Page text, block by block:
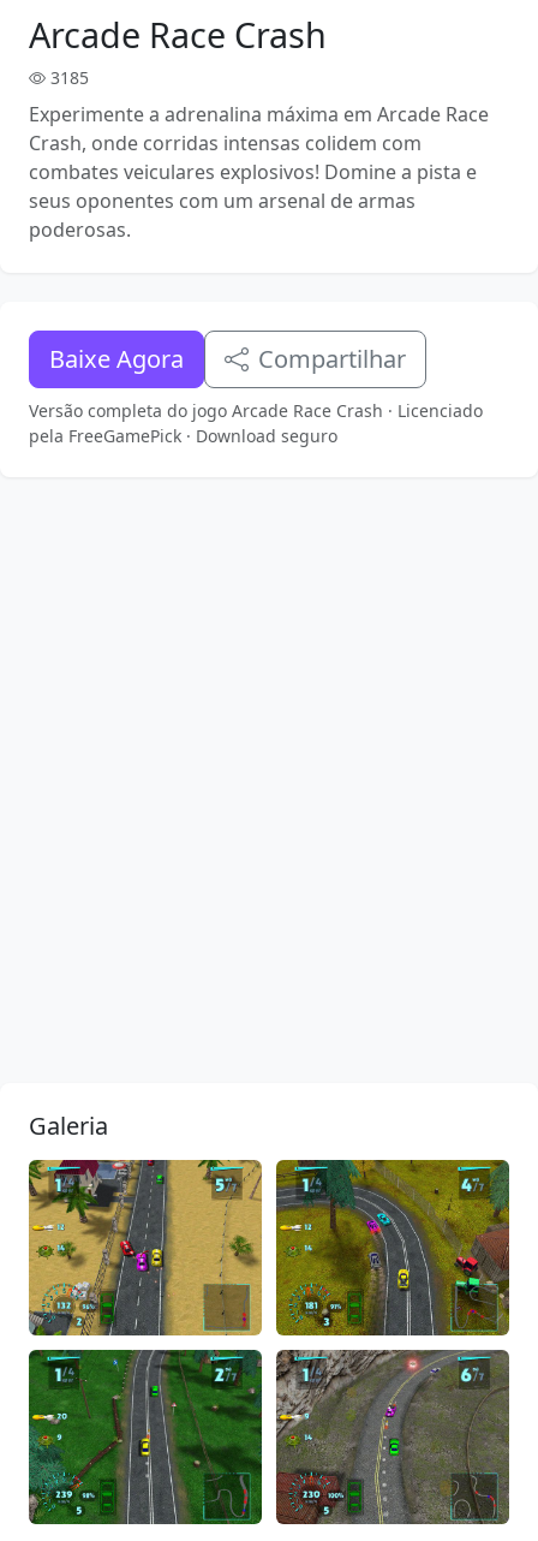
Arcade Race Crash
3185
Experimente a adrenalina máxima em Arcade Race
Crash, onde corridas intensas colidem com
combates veiculares explosivos! Domine a pista e
seus oponentes com um arsenal de armas
poderosas.
Baixe Agora Compartilhar
Versão completa do jogo Arcade Race Crash · Licenciado
pela FreeGamePick · Download seguro
Galeria